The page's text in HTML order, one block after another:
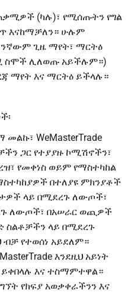
(ካሉ)፣ የሚሰጡትን የግል
እናከማቻለን። ሁሉም
ጊዜ ማየት፣ ማርትዕ
ስሞች ሊለወጡ አይችሉም።)
ማየት እና ማርትዕ ይችላሉ።
WeMasterTrade
ጋር የተያያዙ ኮሚሽኖችን፣
የመቀነስ ወይም የማስተካከል
በተለያዩ ምክንያቶች
ላይ በሚደረጉ ለውጦች፣
ለውጦች፣ በአሠራር ወጪዎች
ስልቶቻችን ላይ በሚደረጉ
ብቻ የተወሰነ አይደለም።
እንደዚህ አይነት
እና ተስማምተዋል።
የክፍያ አወቃቀራችንን እና